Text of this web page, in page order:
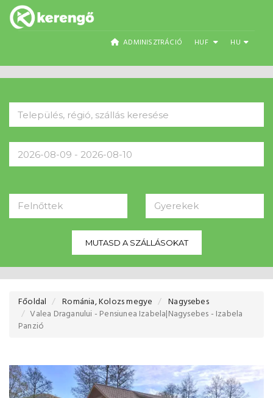
ADMINISZTRÁCIÓ HUF HU
Felnőttek Gyerekek
MUTASD A SZÁLLÁSOKAT
Főoldal Románia, Kolozs megye
Nagysebes
Valea Draganului - Pensiunea Izabela|Nagysebes - Izabela
Panzió